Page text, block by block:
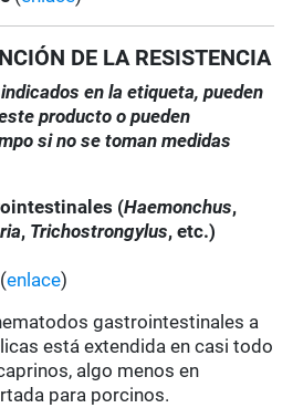
DE LA RESISTENCIA
en la etiqueta, pueden
producto o pueden
si no se toman medidas
(Haemonchus,
, Trichostrongylus, etc.)
(enlace)
gastrointestinales a
está extendida en casi todo
algo menos en
para porcinos.